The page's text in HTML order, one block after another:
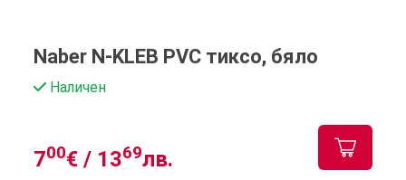
Naber N-KLEB PVC тиксо, бяло
Наличен
700€ / 1369лв.